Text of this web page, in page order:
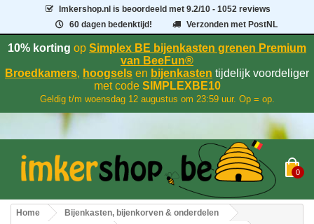
Imkershop.nl is beoordeeld met9.2/10 - 1052 reviews
60 dagen bedenktijd!
Verzonden met PostNL
10% korting op Simplex BE bijenkasten grenen Premium
van BeeFun®
Broedkamers, hoogsels en bijenkasten tijdelijk voordeliger
met codeSIMPLEXBE10
Geldig t/m woensdag 12 augustus om 23:59 uur. Op = op.
0
Home
Bijenkasten, bijenkorven & onderdelen